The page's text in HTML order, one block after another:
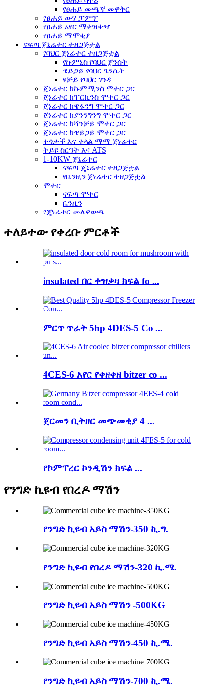
የፀሐይ መጫኛ መዋቅር
የፀሐይ ውሃ ፓምፕ
የፀሐይ አየር ማቀዝቀዣ
የፀሐይ ማሞቂያ
ናፍጣ ጄኔሬተር ተዘጋጅቷል
የባህር ጀነሬተር ተዘጋጅቷል
የኩምኒስ የባህር ጄንሰት
ዌይጋይ የባህር ጌንሴት
ዩቻይ የባህር ገንዳ
ጀነሬተር ከኩምሚንስ ሞተር ጋር
ጀነሬተር ከፐርኪንስ ሞተር ጋር
ጀነሬተር ከዌፋንግ ሞተር ጋር
ጀነሬተር ከያንንግንግ ሞተር ጋር
ጀነሬተር ከሻንቻይ ሞተር ጋር
ጀነሬተር ከዌይጋይ ሞተር ጋር
ተጎታች እና ቀላል ማማ ጀነሬተር
ትይዩ ስርዓት እና ATS
1-10KW ጄኔሬተር
ናፍጣ ጄኔሬተር ተዘጋጅቷል
የቤንዚን ጀነሬተር ተዘጋጅቷል
ሞተር
ናፍጣ ሞተር
ቤንዚን
የጄነሬተር መለዋወጫ
ተለይተው የቀረቡ ምርቶች
insulated በር ቀዝቃዛ ክፍል fo ...
ምርጥ ጥራት 5hp 4DES-5 Co ...
4CES-6 አየር የቀዘቀዘ bitzer co ...
ጀርመን ቢትዘር መጭመቂያ 4 ...
የኮምፕረር ኮንዲሽን ክፍል ...
የንግድ ኪዩብ የበረዶ ማሽን
የንግድ ኪዩብ አይስ ማሽን-350 ኪ.ግ.
የንግድ ኪዩብ የበረዶ ማሽን-320 ኪ.ሜ.
የንግድ ኪዩብ አይስ ማሽን -500KG
የንግድ ኪዩብ አይስ ማሽን-450 ኪ.ሜ.
የንግድ ኪዩብ አይስ ማሽን-700 ኪ.ሜ.